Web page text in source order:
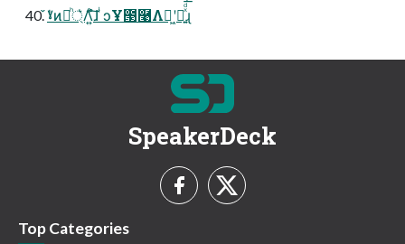
̌ˠ̍ͷ্ཱͪ͛Λ͍ͨ͠ํɺ ͥͻҰ౓࿩Λฉ͖ʹདྷ͍ͯͩ͘͞ɻ
SpeakerDeck
Top Categories